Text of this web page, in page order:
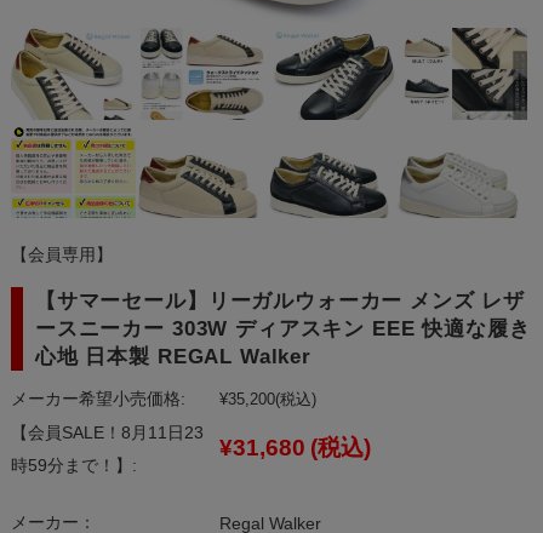
【会員専用】
【サマーセール】リーガルウォーカー メンズ レザ
ースニーカー 303W ディアスキン EEE 快適な履き
心地 日本製 REGAL Walker
メーカー希望小売価格: ¥35,200(税込)
【会員SALE！8月11日23
時59分まで！】:
¥31,680 (税込)
メーカー：
Regal Walker